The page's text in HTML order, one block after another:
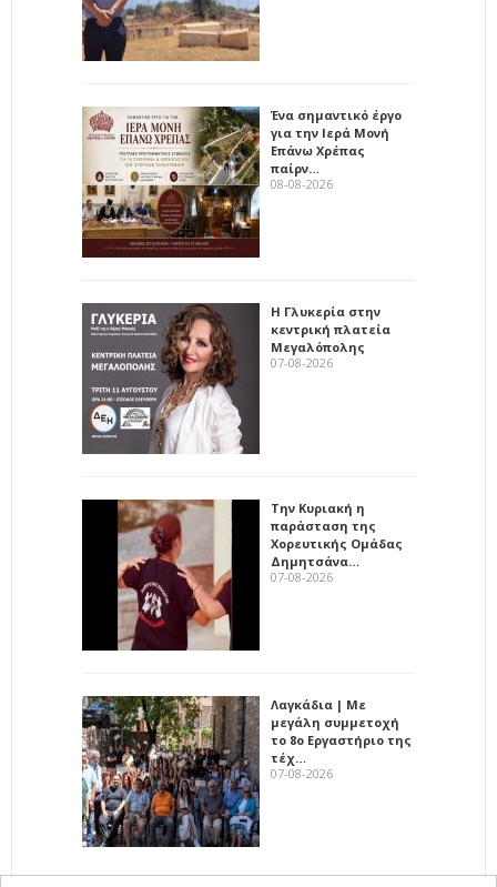
Ένα σημαντικό έργο
για την Ιερά Μονή
Επάνω Χρέπας
παίρν…
08-08-2026
Η Γλυκερία στην
κεντρική πλατεία
Μεγαλόπολης
07-08-2026
Την Κυριακή η
παράσταση της
Χορευτικής Ομάδας
Δημητσάνα…
07-08-2026
Λαγκάδια | Με
μεγάλη συμμετοχή
το 8ο Εργαστήριο της
τέχ…
07-08-2026